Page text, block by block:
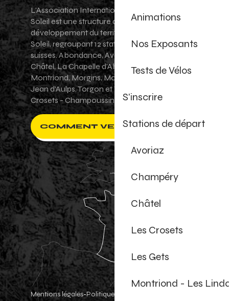
Animations
Nos Exposants
Tests de Vélos
S'inscrire
Stations de départ
Avoriaz
Champéry
Châtel
Les Crosets
Les Gets
Montriond - Les
L'Association Internationale des Portes du
Soleil est une structure de promotion et de
développement du territoire des Portes du
Soleil, regroupant 12 stations villages franco-
suisses. Abondance, Avoriaz 1800, Champéry,
Châtel, La Chapelle d'Abondance, Les Gets,
Montriond, Morgins, Morzine-Avoriaz, Saint-
Jean d'Aulps, Torgon et Val-d'Illiez - Les
Crosets - Champoussin.
COMMENT VENIR ?
Mentions légales-Politique de confidentialité